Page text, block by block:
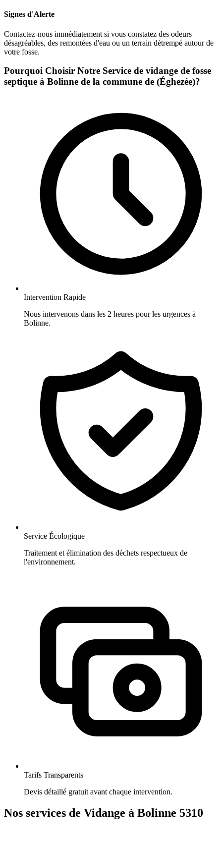
Signes d'Alerte
Contactez-nous immédiatement si vous constatez des odeurs
désagréables, des remontées d'eau ou un terrain détrempé autour de
votre fosse.
Pourquoi Choisir Notre Service de vidange de fosse
septique à Bolinne de la commune de (Éghezée)?
Intervention Rapide
Nous intervenons dans les 2 heures pour les urgences à
Bolinne.
Service Écologique
Traitement et élimination des déchets respectueux de
l'environnement.
Tarifs Transparents
Devis détaillé gratuit avant chaque intervention.
Nos services de Vidange à Bolinne 5310